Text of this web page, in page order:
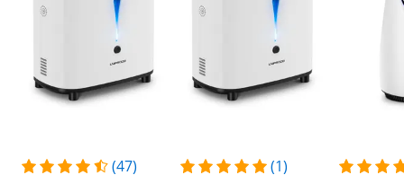
(47) (1)